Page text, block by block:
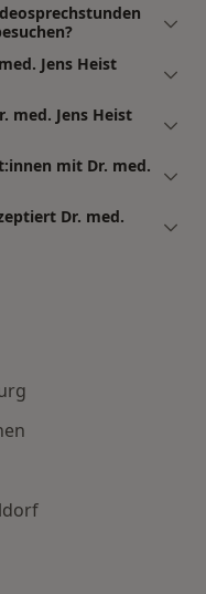
Jens Heist
med. Jens Heist
mit Dr. med.
Dr. med.